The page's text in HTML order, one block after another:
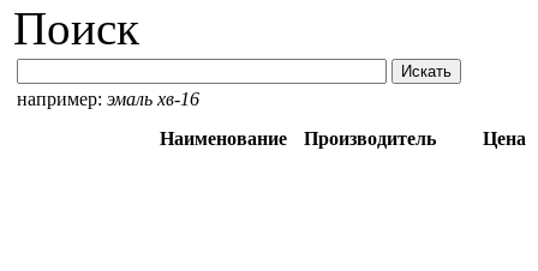
Поиск
например: эмаль хв-16
Наименование
Производитель Цена